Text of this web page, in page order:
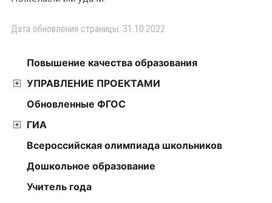
Дата обновления страницы: 31.10.2022
Повышение качества образования
УПРАВЛЕНИЕ ПРОЕКТАМИ
Обновленные ФГОС
ГИА
Всероссийская олимпиада школьников
Дошкольное образование
Учитель года